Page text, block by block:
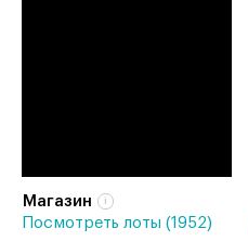
Магазин
Посмотреть лоты (1952)